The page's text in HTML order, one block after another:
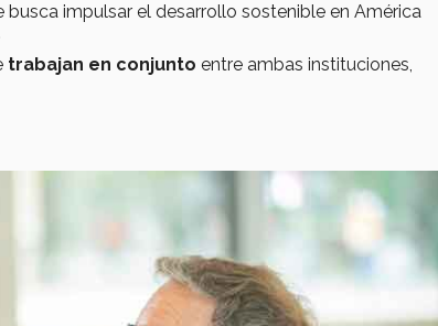
impulsar el desarrollo sostenible en América
trabajan en conjunto entre ambas instituciones,